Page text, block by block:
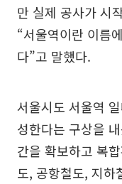
만 실제 공사가 시
“서울역이란 이름
다”고 말했다.
서울시도 서울역
성한다는 구상을
간을 확보하고 복
도, 공항철도, 지하